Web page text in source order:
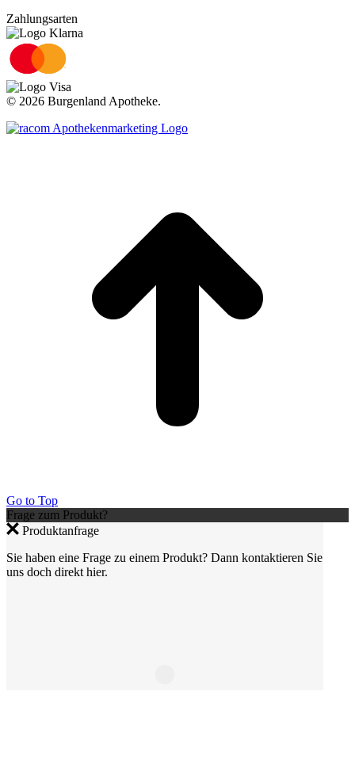
Zahlungsarten
© 2026 Burgenland Apotheke.
Go to Top
Frage zum Produkt?
Produktanfrage
Sie haben eine Frage zu einem Produkt? Dann kontaktieren Sie
uns doch direkt hier.